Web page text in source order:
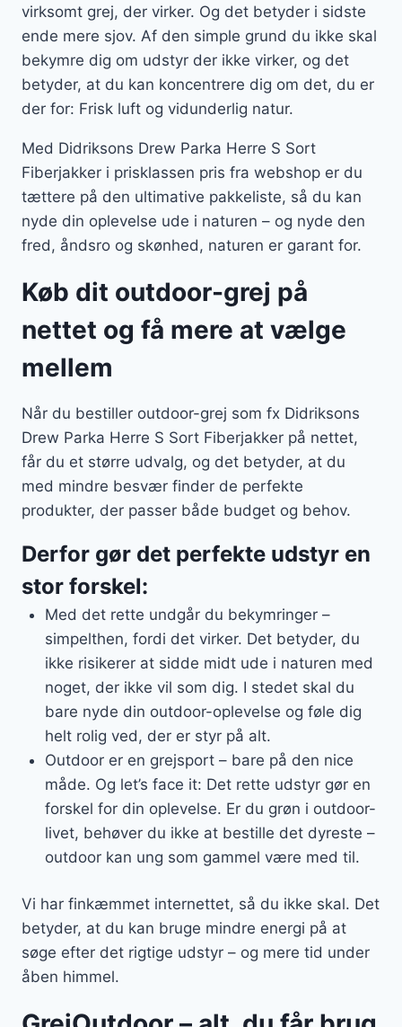
virksomt grej, der virker. Og det betyder i sidste
ende mere sjov. Af den simple grund du ikke skal
bekymre dig om udstyr der ikke virker, og det
betyder, at du kan koncentrere dig om det, du er
der for: Frisk luft og vidunderlig natur.
Med Didriksons Drew Parka Herre S Sort
Fiberjakker i prisklassen pris fra webshop er du
tættere på den ultimative pakkeliste, så du kan
nyde din oplevelse ude i naturen – og nyde den
fred, åndsro og skønhed, naturen er garant for.
Køb dit outdoor-grej på
nettet og få mere at vælge
mellem
Når du bestiller outdoor-grej som fx Didriksons
Drew Parka Herre S Sort Fiberjakker på nettet,
får du et større udvalg, og det betyder, at du
med mindre besvær finder de perfekte
produkter, der passer både budget og behov.
Derfor gør det perfekte udstyr en
stor forskel:
Med det rette undgår du bekymringer –
simpelthen, fordi det virker. Det betyder, du
ikke risikerer at sidde midt ude i naturen med
noget, der ikke vil som dig. I stedet skal du
bare nyde din outdoor-oplevelse og føle dig
helt rolig ved, der er styr på alt.
Outdoor er en grejsport – bare på den nice
måde. Og let’s face it: Det rette udstyr gør en
forskel for din oplevelse. Er du grøn i outdoor-
livet, behøver du ikke at bestille det dyreste –
outdoor kan ung som gammel være med til.
Vi har finkæmmet internettet, så du ikke skal. Det
betyder, at du kan bruge mindre energi på at
søge efter det rigtige udstyr – og mere tid under
åben himmel.